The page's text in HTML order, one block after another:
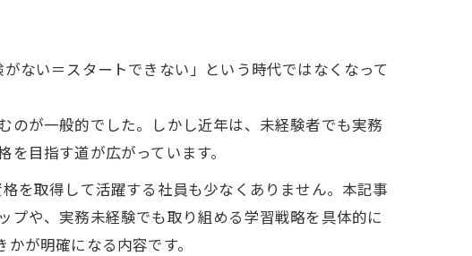
ない＝スタートできない」という時代ではなくなって
が一般的でした。しかし近年は、未経験者でも実務
目指す道が広がっています。
を取得して活躍する社員も少なくありません。本記事
や、実務未経験でも取り組める学習戦略を具体的に
が明確になる内容です。